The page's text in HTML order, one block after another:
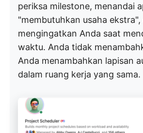
periksa milestone, menandai
"membutuhkan usaha ekstra",
mengingatkan Anda saat
waktu. Anda tidak
Anda menambahkan lapisan
dalam ruang kerja yang sama.